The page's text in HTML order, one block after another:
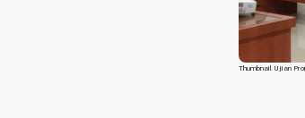
Thumbnail Ujian